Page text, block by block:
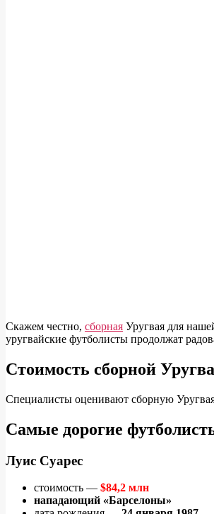
Скажем честно, сборная Уругвая для
уругвайские футболисты продолжат
Стоимость сборной
Специалисты оценивают сборную
Самые дорогие
Луис Суарес
стоимость — $84,2 млн
нападающий «Барселоны»